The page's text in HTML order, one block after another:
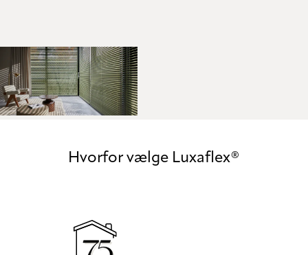
Hvorfor vælge Luxaflex®